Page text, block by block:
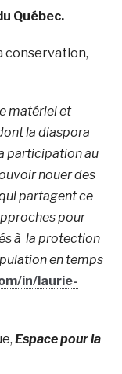
Québec.
conservation,
matériel et
la diaspora
participation au
nouer des
partagent ce
pour
à la protection
en temps
in/laurie-
Espace pour la